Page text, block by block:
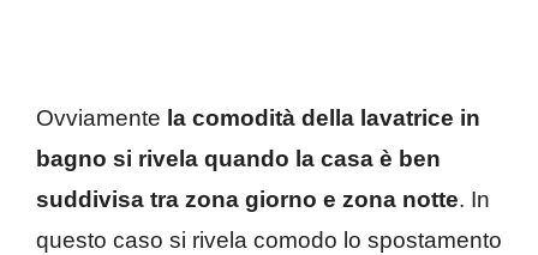
Ovviamente la comodità della lavatrice in
bagno si rivela quando la casa è ben
suddivisa tra zona giorno e zona notte. In
questo caso si rivela comodo lo spostamento